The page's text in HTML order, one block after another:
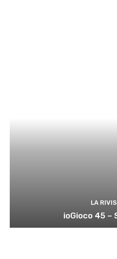
LA
ioGioco 45 –